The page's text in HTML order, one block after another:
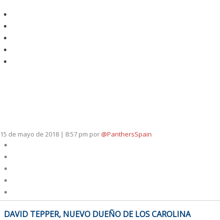
15 de mayo de 2018 | 8:57 pm por @PanthersSpain
NAVEGACIÓN
DAVID TEPPER, NUEVO DUEÑO DE LOS CAROLINA